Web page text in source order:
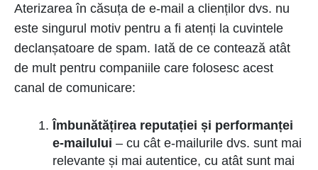
Aterizarea în căsuța de e-mail a clienților dvs. nu
este singurul motiv pentru a fi atenți la cuvintele
declanșatoare de spam. Iată de ce contează atât
de mult pentru companiile care folosesc acest
canal de comunicare:
Îmbunătățirea reputației și performanței
e-mailului – cu cât e-mailurile dvs. sunt mai
relevante și mai autentice, cu atât sunt mai